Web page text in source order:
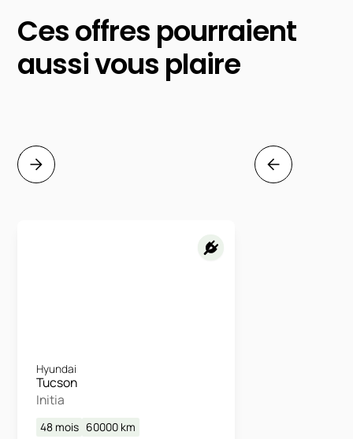
Ces offres pourraient
aussi vous plaire
Hyundai
Tucson
Initia
48 mois 60000 km